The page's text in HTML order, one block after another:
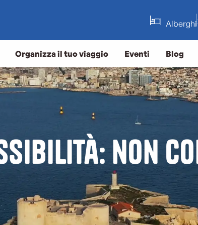
Alberghi
Organizza il tuo viaggio Eventi Blog
non